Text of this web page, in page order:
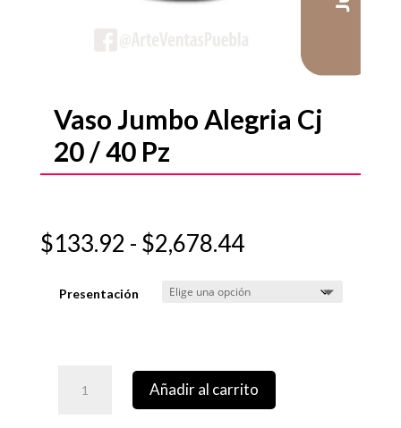
Vaso Jumbo Alegria Cj
20 / 40 Pz
$133.92 - $2,678.44Rango
precios:
desde
$2,678.44
Presentación
Añadir al carrito